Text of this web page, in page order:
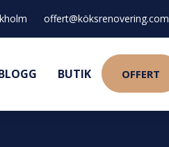
offert@köksrenovering.com
BUTIK OFFERT